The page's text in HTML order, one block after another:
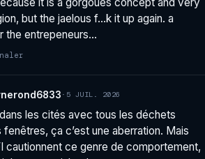
but the jaelous f…k it up again. a
the entrepeneurs…
· 5 JUIL. 2026
les cités avec tous les déchets
ça c’est une aberration. Mais
cautionnent ce genre de comportement,